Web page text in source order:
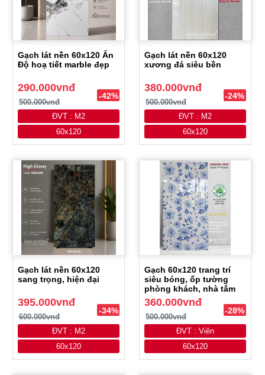
Gạch lát nền 60x120 Ấn
Độ hoạ tiết marble đẹp
290.000vnđ
500.000vnđ
-42%
ĐVT : M2
60x120
Gạch lát nền 60x120
xương đá siêu bền
380.000vnđ
500.000vnđ
-24%
ĐVT : M2
60x120
Gạch lát nền 60x120
sang trọng, hiện đại
395.000vnđ
600.000vnđ
-34%
ĐVT : M2
60x120
Gạch 60x120 trang trí
siêu bóng, ốp tường
phòng khách, nhà tắm
360.000vnđ
500.000vnđ
-28%
ĐVT : Viên
60x120